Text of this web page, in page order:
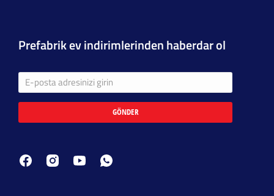
Prefabrik ev indirimlerinden haberdar ol
GÖNDER